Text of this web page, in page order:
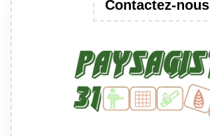
Contactez-nous